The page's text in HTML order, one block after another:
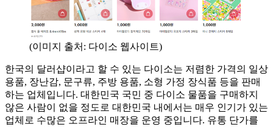
(이미지 출처: 다이소 웹사이트)
한국의 달러샵이라고 할 수 있는 다이소는 저렴한 가격의 일상
용품, 장난감, 문구류, 주방 용품, 소형 가정 장식품 등을 판매
하는 업체입니다. 대한민국 국민 중 다이소 물품을 구매하지
않은 사람이 없을 정도로 대한민국 내에서는 매우 인기가 있는
업체로 수많은 오프라인 매장을 운영 중입니다. 유통 단가를